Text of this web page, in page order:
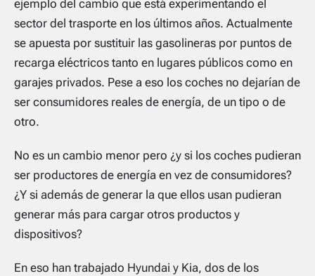
ejemplo del cambio que está experimentando el
sector del trasporte en los últimos años. Actualmente
se apuesta por sustituir las gasolineras por puntos de
recarga eléctricos tanto en lugares públicos como en
garajes privados. Pese a eso los coches no dejarían de
ser consumidores reales de energía, de un tipo o de
otro.
No es un cambio menor pero ¿y si los coches pudieran
ser productores de energía en vez de consumidores?
¿Y si además de generar la que ellos usan pudieran
generar más para cargar otros productos y
dispositivos?
En eso han trabajado Hyundai y Kia, dos de los